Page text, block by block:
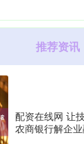
推荐资讯
配资在线网 让
农商银行解企